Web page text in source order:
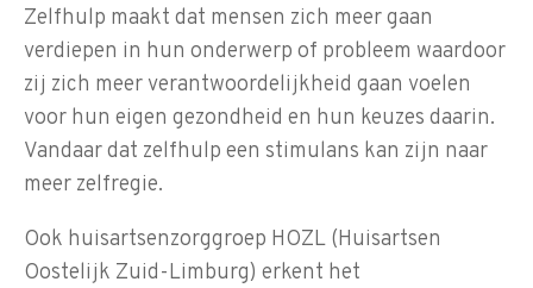
Zelfhulp maakt dat mensen zich meer gaan
verdiepen in hun onderwerp of probleem waardoor
zij zich meer verantwoordelijkheid gaan voelen
voor hun eigen gezondheid en hun keuzes daarin.
Vandaar dat zelfhulp een stimulans kan zijn naar
meer zelfregie.
Ook huisartsenzorggroep HOZL (Huisartsen
Oostelijk Zuid-Limburg) erkent het